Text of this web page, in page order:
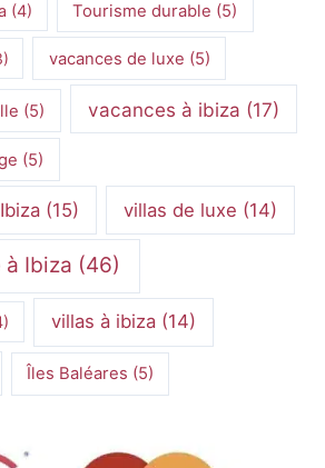
(4) Tourisme durable (5)
vacances de luxe (5)
(5) vacances à ibiza (17)
(5)
(15) villas de luxe (14)
à Ibiza (46)
villas à ibiza (14)
Îles Baléares (5)